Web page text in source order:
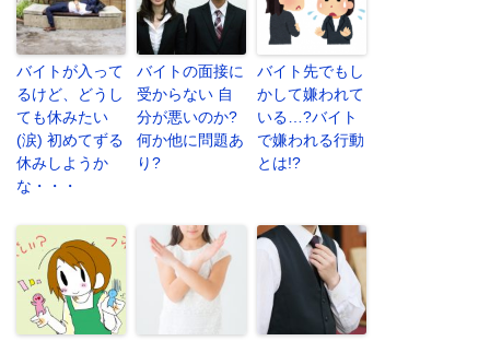
バイトが入って
るけど、どうし
ても休みたい
(涙) 初めてずる
休みしようか
な・・・
バイトの面接に
受からない 自
分が悪いのか?
何か他に問題あ
り?
バイト先でもし
かして嫌われて
いる…?バイト
で嫌われる行動
とは!?